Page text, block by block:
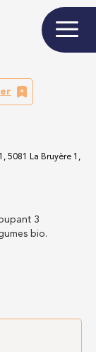
5081 La Bruyère 1,
3
bio.